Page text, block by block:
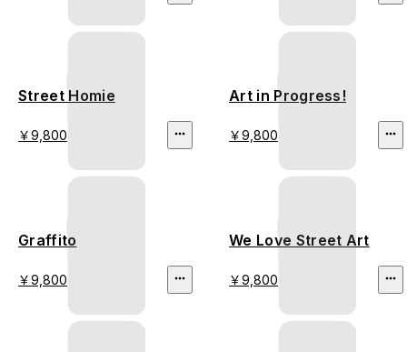
Street Homie
￥9,800
Art in Progress!
￥9,800
Graffito
￥9,800
We Love Street Art
￥9,800